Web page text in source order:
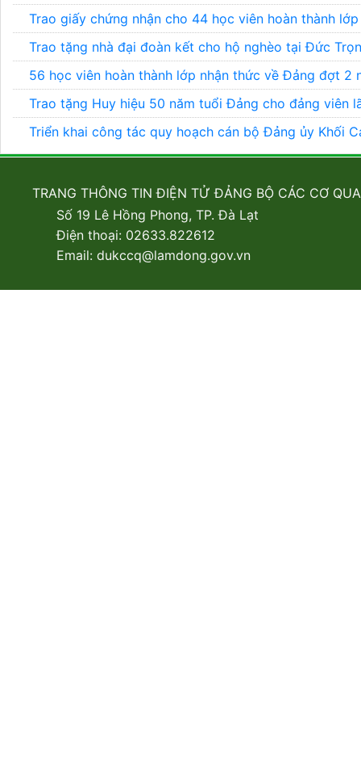
Trao giấy chứng nhận cho 44 học viên hoàn thành
Trao tặng nhà đại đoàn kết cho hộ nghèo tại Đức
56 học viên hoàn thành lớp nhận thức về Đảng đợt 2
Trao tặng Huy hiệu 50 năm tuổi Đảng cho đảng viên
Triển khai công tác quy hoạch cán bộ Đảng ủy Khối
TRANG THÔNG TIN ĐIỆN TỬ ĐẢNG BỘ CÁC CƠ
Số 19 Lê Hồng Phong, TP. Đà Lạt
Điện thoại: 02633.822612
Email: dukccq@lamdong.gov.vn